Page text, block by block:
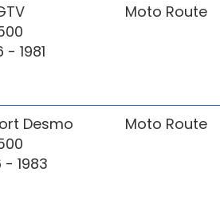
- 1981
Moto Route
Desmo
- 1983
Moto Route